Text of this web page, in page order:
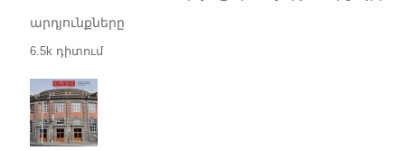
արդյունքները
6.5k դիտում